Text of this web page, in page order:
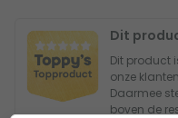
tijdens jouw vakantie.
De slaapmat heeft een
warmte vasthoudt en
Dit
Dit product
onze
Daarmee
boven de